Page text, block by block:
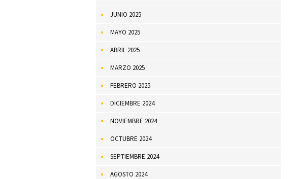
JUNIO 2025
MAYO 2025
ABRIL 2025
MARZO 2025
FEBRERO 2025
DICIEMBRE 2024
NOVIEMBRE 2024
OCTUBRE 2024
SEPTIEMBRE 2024
AGOSTO 2024